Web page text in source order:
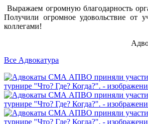
Выражаем огромную благодарность
Получили огромное удовольствие от
коллегами!
Все Адвокатура